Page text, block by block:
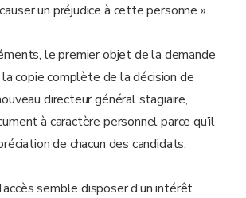
un préjudice à cette personne ».
le premier objet de la demande
la copie complète de la décision de
directeur général stagiaire,
à caractère personnel parce qu’il
de chacun des candidats.
semble disposer d’un intérêt